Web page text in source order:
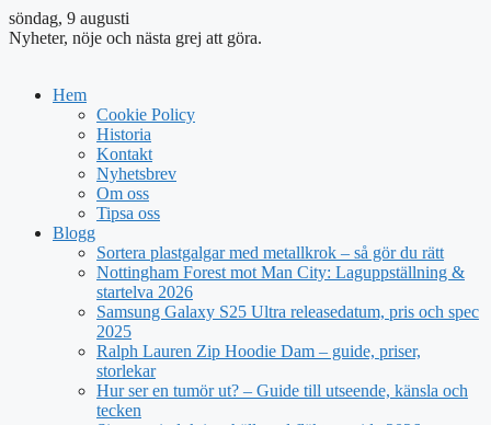
söndag, 9 augusti
Nyheter, nöje och nästa grej att göra.
Hem
Cookie Policy
Historia
Kontakt
Nyhetsbrev
Om oss
Tipsa oss
Blogg
Sortera plastgalgar med metallkrok – så gör du rätt
Nottingham Forest mot Man City: Laguppställning &
startelva 2026
Samsung Galaxy S25 Ultra releasedatum, pris och spec
2025
Ralph Lauren Zip Hoodie Dam – guide, priser,
storlekar
Hur ser en tumör ut? – Guide till utseende, känsla och
tecken